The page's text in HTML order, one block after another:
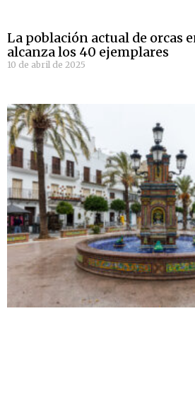
La población actual de orcas
alcanza los 40 ejemplares
10 de abril de 2025